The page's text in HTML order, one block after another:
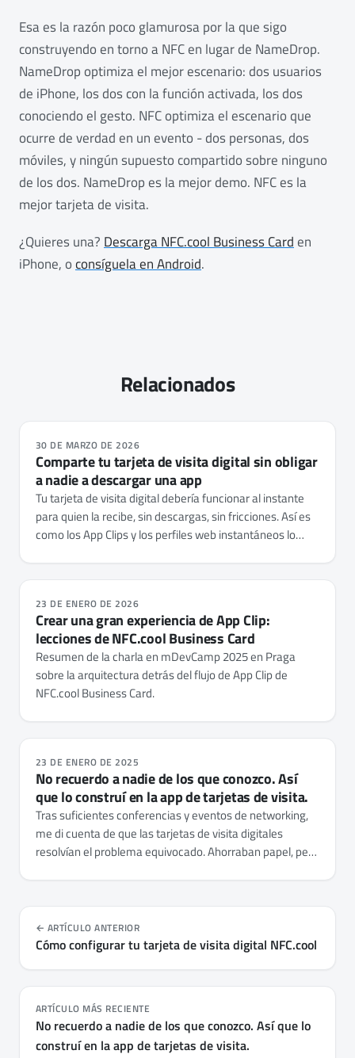
Esa es la razón poco glamurosa por la que sigo
construyendo en torno a NFC en lugar de NameDrop.
NameDrop optimiza el mejor escenario: dos usuarios
de iPhone, los dos con la función activada, los dos
conociendo el gesto. NFC optimiza el escenario que
ocurre de verdad en un evento - dos personas, dos
móviles, y ningún supuesto compartido sobre ninguno
de los dos. NameDrop es la mejor demo. NFC es la
mejor tarjeta de visita.
¿Quieres una? Descarga NFC.cool Business Carden
iPhone, oconsíguela en Android.
Relacionados
30 DE MARZO DE 2026
Comparte tu tarjeta de visita digital sin obligar
a nadie a descargar una app
Tu tarjeta de visita digital debería funcionar al instante
para quien la recibe, sin descargas, sin fricciones. Así es
como los App Clips y los perfiles web instantáneos lo
23 DE ENERO DE 2026
Crear una gran experiencia de App Clip:
lecciones de NFC.cool Business Card
Resumen de la charla en mDevCamp 2025 en Praga
sobre la arquitectura detrás del flujo de App Clip de
NFC.cool Business Card.
23 DE ENERO DE 2025
No recuerdo a nadie de los que conozco. Así
que lo construí en la app de tarjetas de visita.
Tras suficientes conferencias y eventos de networking,
me di cuenta de que las tarjetas de visita digitales
resolvían el problema equivocado. Ahorraban papel, pero
conocisteis, en qué están trabajando, qué hay que hacer
de seguimiento.
ARTÍCULO ANTERIOR
Cómo configurar tu tarjeta de visita digital NFC.cool
ARTÍCULO MÁS RECIENTE
No recuerdo a nadie de los que conozco. Así que lo
construí en la app de tarjetas de visita.